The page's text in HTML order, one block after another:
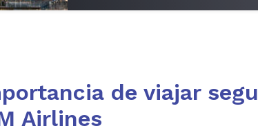
de viajar
Airlines